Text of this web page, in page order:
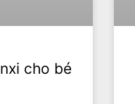
cho bé